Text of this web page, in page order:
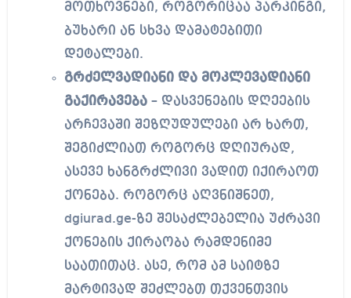
მოთხოვნები, როგორიცაა პარკინგი,
ბუხარი ან სხვა დამატებითი
დეტალები.
გრძელვადიანი და მოკლევადიანი
გაქირავება– დასვენების დღეების
არჩევაში შეზღუდულები არ ხართ,
შეგიძლიათ როგორც დღიურად,
ასევე ხანგრძლივი ვადით იქირაოთ
ქონება. როგორც აღვნიშნეთ,
dgiurad.ge-ზე შესაძლებელია უძრავი
ქონების ქირაობა რამდენიმე
საათითაც. ასე, რომ ამ საიტზე
მარტივად შეძლებთ თქვენთვის